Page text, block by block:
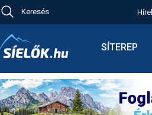
Keresés
SÍTEREP
Síbérletárak